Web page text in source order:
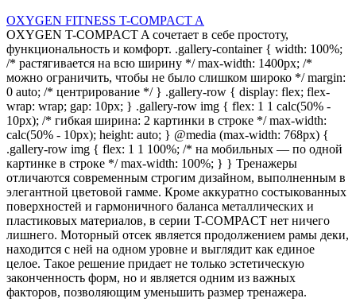
OXYGEN FITNESS T-COMPACT A
OXYGEN T-COMPACT A сочетает в себе простоту,
функциональность и комфорт. .gallery-container { width: 100%;
/* растягивается на всю ширину */ max-width: 1400px; /*
можно ограничить, чтобы не было слишком широко */ margin:
0 auto; /* центрирование */ } .gallery-row { display: flex; flex-
wrap: wrap; gap: 10px; } .gallery-row img { flex: 1 1 calc(50% -
10px); /* гибкая ширина: 2 картинки в строке */ max-width:
calc(50% - 10px); height: auto; } @media (max-width: 768px) {
.gallery-row img { flex: 1 1 100%; /* на мобильных — по одной
картинке в строке */ max-width: 100%; } } Тренажеры
отличаются современным строгим дизайном, выполненным в
элегантной цветовой гамме. Кроме аккуратно состыкованных
поверхностей и гармоничного баланса металлических и
пластиковых материалов, в серии T-COMPACT нет ничего
лишнего. Моторный отсек является продолжением рамы деки,
находится с ней на одном уровне и выглядит как единое
целое. Такое решение придает не только эстетическую
законченность форм, но и является одним из важных
факторов, позволяющим уменьшить размер тренажера.